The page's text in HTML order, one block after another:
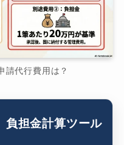
請代行費用は？
担金計算ツール